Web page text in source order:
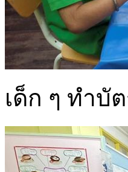
เด็ก ๆ ทำบั